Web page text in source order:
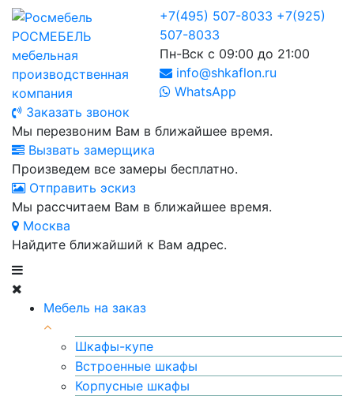
РОСМЕБЕЛЬ
мебельная
производственная
компания
+7(495) 507-8033 +7(925)
507-8033
Пн-Вск с 09:00 до 21:00
info@shkaflon.ru
WhatsApp
Заказать звонок
Мы перезвоним Вам в ближайшее время.
Вызвать замерщика
Произведем все замеры бесплатно.
Отправить эскиз
Мы рассчитаем Вам в ближайшее время.
Москва
Найдите ближайший к Вам адрес.
Мебель на заказ
Шкафы-купе
Встроенные шкафы
Корпусные шкафы